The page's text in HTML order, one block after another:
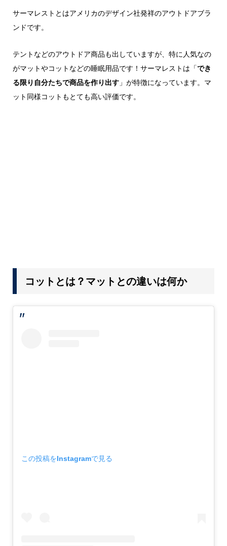
サーマレストとはアメリカのデザイン社発祥のアウトドアブラ
ンドです。
テントなどのアウトドア商品も出していますが、特に人気なの
がマットやコットなどの睡眠用品です！サーマレストは「でき
る限り自分たちで商品を作り出す」が特徴になっています。マ
ット同様コットもとても高い評価です。
コットとは？マットとの違いは何か
この投稿をInstagramで見る